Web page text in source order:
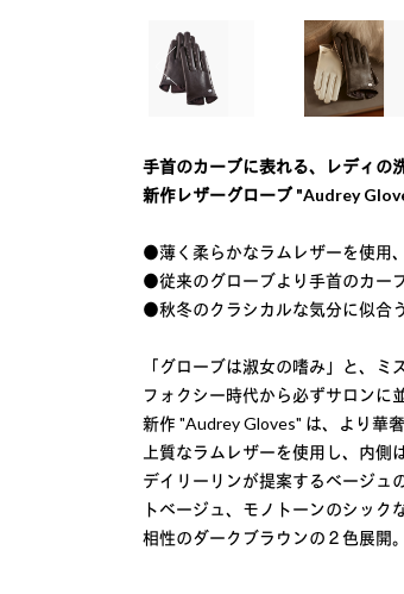
手首のカーブに表れる、レディの洗
新作レザーグローブ "Audrey
●薄く柔らかなラムレザーを使用
●従来のグローブより手首のカー
●秋冬のクラシカルな気分に似合
「グローブは淑女の嗜み」と、ミ
フォクシー時代から必ずサロンに
新作 "Audrey Gloves" は、より華
上質なラムレザーを使用し、内側
デイリーリンが提案するベージュ
トベージュ、モノトーンのシック
相性のダークブラウンの２色展開。